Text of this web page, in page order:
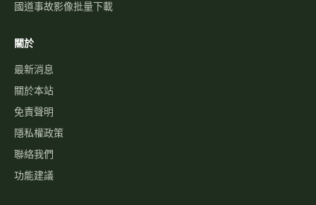
國道事故影像批量下載
關於
最新消息
關於本站
免責聲明
隱私權政策
聯絡我們
功能建議